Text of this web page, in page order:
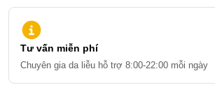
Tư vấn miễn phí
Chuyên gia da liễu hỗ trợ 8:00-22:00 mỗi ngày